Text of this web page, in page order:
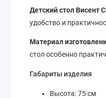
Детский стол Висент
удобство и
Материал
стол особенно
Габариты изделия
Высота: 75 см